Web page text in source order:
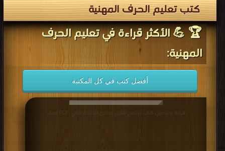
كتب تعليم الحرف المهنية
🏆 💪 الأكثر قراءة في تعليم الحرف
المهنية:
أفضل كتب في كل المكتبة
قراءة و تحميل كتاب برنامج تلقين مبادئ الإعلام الآلي PDF مجانا